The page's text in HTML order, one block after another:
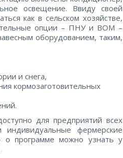
освещение. Ввиду своей
как в сельском хозяйстве,
опции – ПНУ и ВОМ –
оборудованием, таким,
и снега,
кормозаготовительных
для предприятий всех
фермерские
о программе можно узнать у